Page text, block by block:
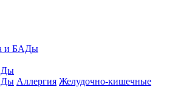
и БАДы
Аллергия Желудочно-кишечные